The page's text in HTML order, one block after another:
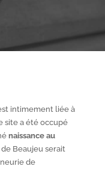
intimement liée à
site a été occupé
naissance au
Beaujeu serait
de